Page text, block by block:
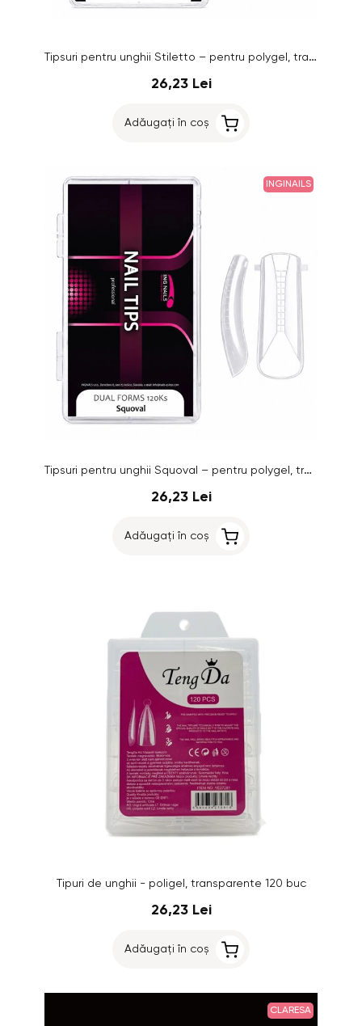
Tipsuri pentru unghii Stiletto – pentru polygel, transparente, 120 buc.
26,23 Lei
Adăugați în coș
INGINAILS
Tipsuri pentru unghii Squoval – pentru polygel, transparente, 120 buc.
26,23 Lei
Adăugați în coș
Tipuri de unghii - poligel, transparente 120 buc
26,23 Lei
Adăugați în coș
CLARESA